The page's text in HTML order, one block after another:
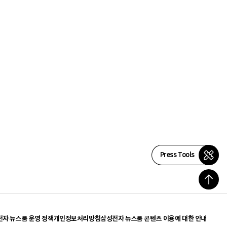
Press Tools
자 뉴스룸 운영 정책개인정보처리방침삼성전자 뉴스룸 콘텐츠 이용에 대한 안내